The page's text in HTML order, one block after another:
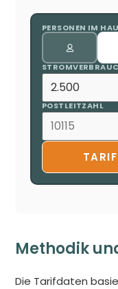
PERSONEN IM
POSTLEITZAHL
Methodik
Die Tarifdaten